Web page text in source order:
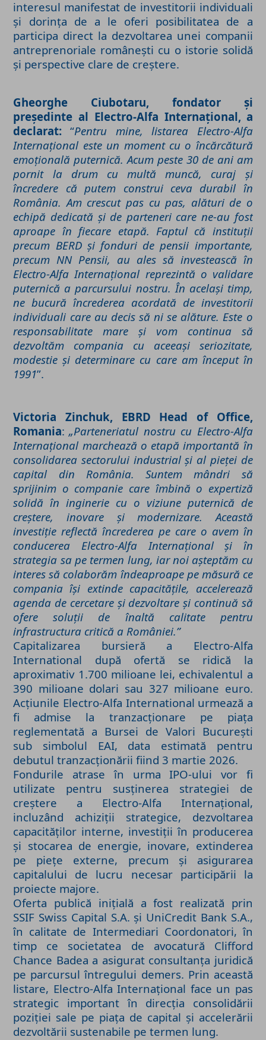
interesul manifestat de investitorii individuali
și dorința de a le oferi posibilitatea de a
participa direct la dezvoltarea unei companii
antreprenoriale românești cu o istorie solidă
și perspective clare de creștere.
Gheorghe Ciubotaru, fondator și
președinte al Electro-Alfa Internațional, a
declarat: “Pentru mine, listarea Electro-Alfa
Internațional este un moment cu o încărcătură
emoțională puternică. Acum peste 30 de ani am
pornit la drum cu multă muncă, curaj și
încredere că putem construi ceva durabil în
România. Am crescut pas cu pas, alături de o
echipă dedicată și de parteneri care ne-au fost
aproape în fiecare etapă. Faptul că instituții
precum BERD și fonduri de pensii importante,
precum NN Pensii, au ales să investească în
Electro-Alfa Internațional reprezintă o validare
puternică a parcursului nostru. În același timp,
ne bucură încrederea acordată de investitorii
individuali care au decis să ni se alăture. Este o
responsabilitate mare și vom continua să
dezvoltăm compania cu aceeași seriozitate,
modestie și determinare cu care am început în
1991”.
Victoria Zinchuk, EBRD Head of Office,
Romania: „Parteneriatul nostru cu Electro-Alfa
Internațional marchează o etapă importantă în
consolidarea sectorului industrial și al pieței de
capital din România. Suntem mândri să
sprijinim o companie care îmbină o expertiză
solidă în inginerie cu o viziune puternică de
creștere, inovare și modernizare. Această
investiție reflectă încrederea pe care o avem în
conducerea Electro-Alfa Internațional și în
strategia sa pe termen lung, iar noi așteptăm cu
interes să colaborăm îndeaproape pe măsură ce
compania își extinde capacitățile, accelerează
agenda de cercetare și dezvoltare și continuă să
ofere soluții de înaltă calitate pentru
infrastructura critică a României.”
Capitalizarea bursieră a Electro-Alfa
International după ofertă se ridică la
aproximativ 1.700 milioane lei, echivalentul a
390 milioane dolari sau 327 milioane euro.
Acțiunile Electro-Alfa International urmează a
fi admise la tranzacționare pe piața
reglementată a Bursei de Valori București
sub simbolul EAI, data estimată pentru
debutul tranzacționării fiind 3 martie 2026.
Fondurile atrase în urma IPO-ului vor fi
utilizate pentru susținerea strategiei de
creștere a Electro-Alfa Internațional,
incluzând achiziții strategice, dezvoltarea
capacităților interne, investiții în producerea
și stocarea de energie, inovare, extinderea
pe piețe externe, precum și asigurarea
capitalului de lucru necesar participării la
proiecte majore.
Oferta publică inițială a fost realizată prin
SSIF Swiss Capital S.A. și UniCredit Bank S.A.,
în calitate de Intermediari Coordonatori, în
timp ce societatea de avocatură Clifford
Chance Badea a asigurat consultanța juridică
pe parcursul întregului demers. Prin această
listare, Electro-Alfa Internațional face un pas
strategic important în direcția consolidării
poziției sale pe piața de capital și accelerării
dezvoltării sustenabile pe termen lung.